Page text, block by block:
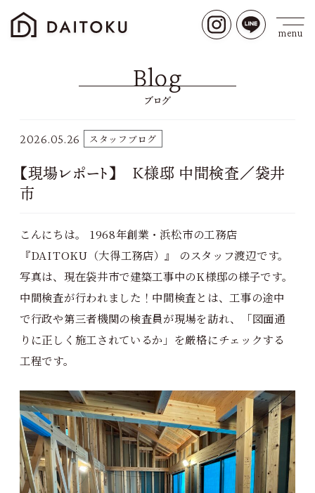
Blog
ブログ
2026.05.26 スタッフブログ
【現場レポート】 K様邸 中間検査／袋井
市
こんにちは。 1968年創業・浜松市の工務店
『DAITOKU（大得工務店）』 のスタッフ渡辺です。
写真は、現在袋井市で建築工事中のK様邸の様子です。
中間検査が行われました！中間検査とは、工事の途中
で行政や第三者機関の検査員が現場を訪れ、「図面通
りに正しく施工されているか」を厳格にチェックする
工程です。